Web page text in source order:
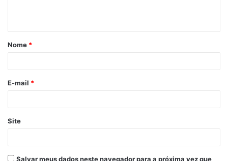
á
r
*
Nome *
E-mail *
Site
Salvar meus dados neste navegador para a próxima vez que